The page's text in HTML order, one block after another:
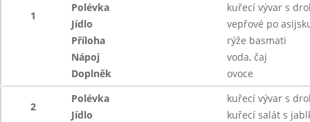
1
Polévka
kuřecí vývar s
Jídlo
vepřové po
Příloha
rýže basmati
Nápoj
voda, čaj
Doplněk
ovoce
2
Polévka
kuřecí vývar s
Jídlo
kuřecí salát s